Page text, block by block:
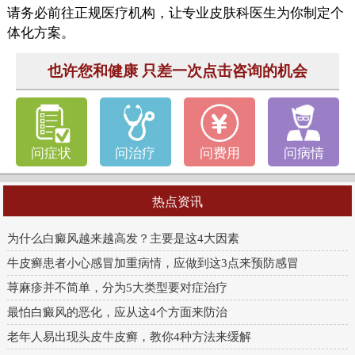
请务必前往正规医疗机构，让专业皮肤科医生为你制定个
体化方案。
也许您和健康 只差一次点击咨询的机会
问症状 问治疗 问费用 问病情
热点资讯
为什么白癜风越来越高发？主要是这4大因素
牛皮癣患者小心感冒加重病情，应做到这3点来预防感冒
荨麻疹并不简单，分为5大类型要对症治疗
最怕白癜风的恶化，应从这4个方面来防治
老年人易出现头皮牛皮癣，教你4种方法来缓解